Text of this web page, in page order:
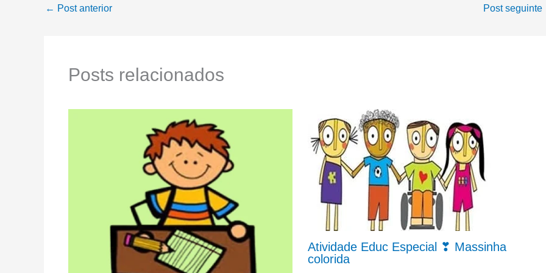
← Post anterior Post seguinte
Posts relacionados
Atividade Educ Especial ❣ Massinha
colorida